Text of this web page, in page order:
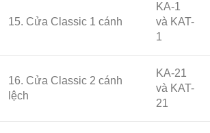
15. Cửa Classic 1 cánh
KA-1
và KAT-
1
16. Cửa Classic 2 cánh
lệch
KA-21
và KAT-
21